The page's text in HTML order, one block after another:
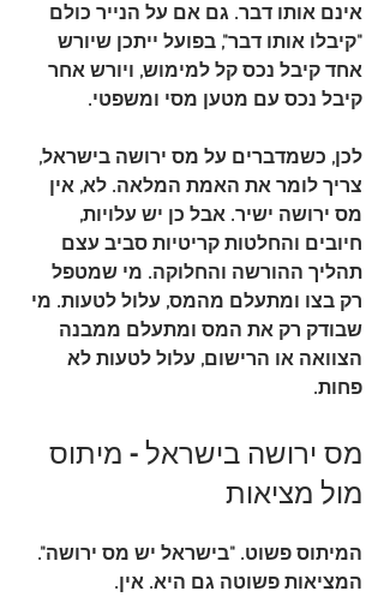
אינם אותו דבר. גם אם על הנייר כולם
"קיבלו אותו דבר", בפועל ייתכן שיורש
אחד קיבל נכס קל למימוש, ויורש אחר
קיבל נכס עם מטען מסי ומשפטי.
לכן, כשמדברים על מס ירושה בישראל,
צריך לומר את האמת המלאה. לא, אין
מס ירושה ישיר. אבל כן יש עלויות,
חיובים והחלטות קריטיות סביב עצם
תהליך ההורשה והחלוקה. מי שמטפל
רק בצו ומתעלם מהמס, עלול לטעות. מי
שבודק רק את המס ומתעלם ממבנה
הצוואה או הרישום, עלול לטעות לא
פחות.
מס ירושה בישראל – מיתוס
מול מציאות
המיתוס פשוט. "בישראל יש מס ירושה".
המציאות פשוטה גם היא. אין.